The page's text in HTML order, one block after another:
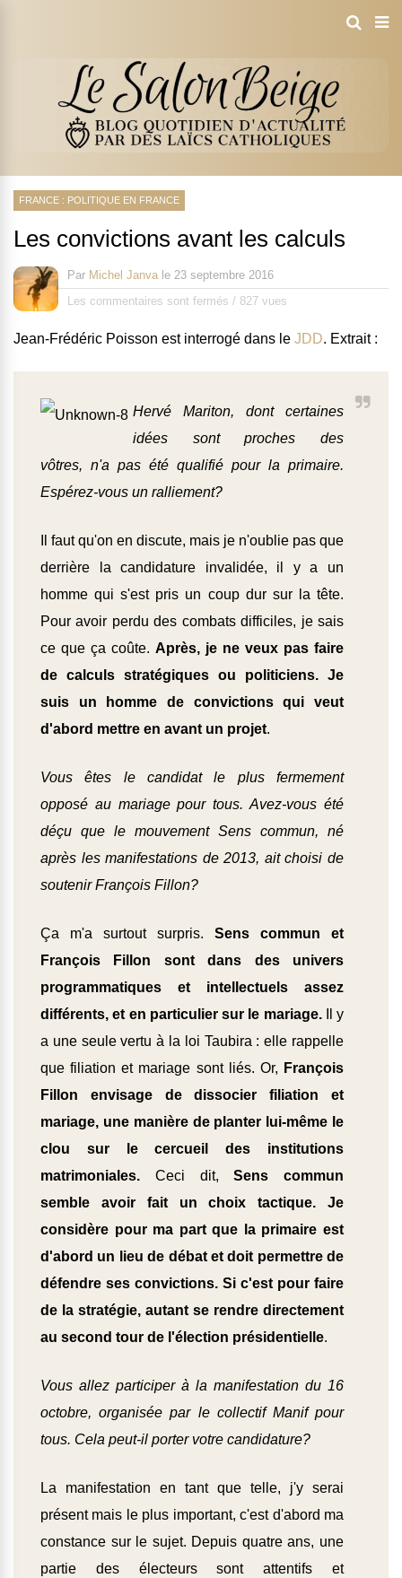
FRANCE : POLITIQUE EN FRANCE
Les convictions avant les calculs
Par Michel Janva le 23 septembre 2016
Les commentaires sont fermés / 827 vues
Jean-Frédéric Poisson est interrogé dans le JDD. Extrait :
Hervé Mariton, dont certaines
idées sont proches des
vôtres, n'a pas été qualifié pour la primaire.
Espérez-vous un ralliement?
Il faut qu'on en discute, mais je n'oublie pas que
derrière la candidature invalidée, il y a un
homme qui s'est pris un coup dur sur la tête.
Pour avoir perdu des combats difficiles, je sais
ce que ça coûte. Après, je ne veux pas faire
de calculs stratégiques ou politiciens. Je
suis un homme de convictions qui veut
d'abord mettre en avant un projet.
Vous êtes le candidat le plus fermement
opposé au mariage pour tous. Avez-vous été
déçu que le mouvement Sens commun, né
après les manifestations de 2013, ait choisi de
soutenir François Fillon?
Ça m'a surtout surpris. Sens commun et
François Fillon sont dans des univers
programmatiques et intellectuels assez
différents, et en particulier sur le mariage.Il y
a une seule vertu à la loi Taubira : elle rappelle
que filiation et mariage sont liés. Or, François
Fillon envisage de dissocier filiation et
mariage, une manière de planter lui-même le
clou sur le cercueil des institutions
matrimoniales. Ceci dit,Sens commun
semble avoir fait un choix tactique. Je
considère pour ma part que la primaire est
d'abord un lieu de débat et doit permettre de
défendre ses convictions. Si c'est pour faire
de la stratégie, autant se rendre directement
au second tour de l'élection présidentielle.
Vous allez participer à la manifestation du 16
octobre, organisée par le collectif Manif pour
tous. Cela peut-il porter votre candidature?
La manifestation en tant que telle, j'y serai
présent mais le plus important, c'est d'abord ma
constance sur le sujet. Depuis quatre ans, une
partie des électeurs sont attentifs et